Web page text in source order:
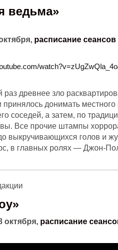
ведьма»
расписание сеансов
раз древнее зло
принялось донимать
соседей, а затем, по
Все прочие штампы
выкручивающихся голов и
в главных ролях — Джон-
»
октября, расписание